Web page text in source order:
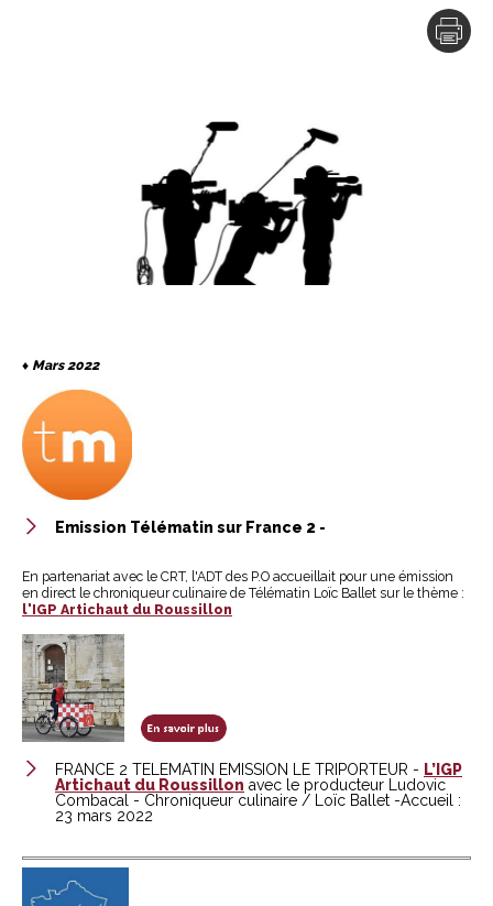
♦ Mars 2022
Emission Télématin sur France 2 -
En partenariat avec le CRT, l'ADT des P.O accueillait pour une émission
en direct le chroniqueur culinaire de Télématin Loïc Ballet sur le thème :
l'IGP Artichaut du Roussillon
FRANCE 2 TELEMATIN EMISSION LE TRIPORTEUR - L’IGP
Artichaut du Roussillon avec le producteur Ludovic
Combacal - Chroniqueur culinaire / Loïc Ballet -Accueil :
23 mars 2022